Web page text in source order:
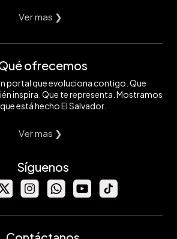
Ver mas ❯
ofrecemos
portal que evoluciona contigo. Que
inspira. Que te representa. Mostramos
está hecho El Salvador.
Ver mas ❯
Síguenos